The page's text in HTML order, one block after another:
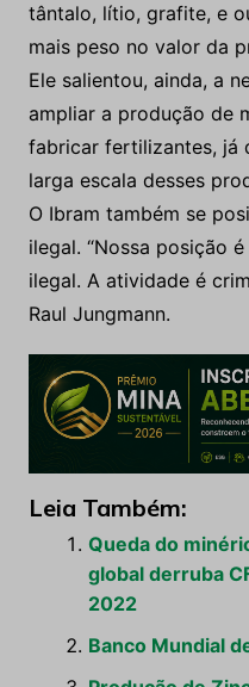
tântalo, lítio, grafite, e
mais peso no valor da
Ele salientou, ainda, a
ampliar a produção de
fabricar fertilizantes, já
larga escala desses
O Ibram também se
ilegal. “Nossa posição
ilegal. A atividade é
Raul Jungmann.
Leia Também:
Queda do
global derruba
2022
Banco Mundial